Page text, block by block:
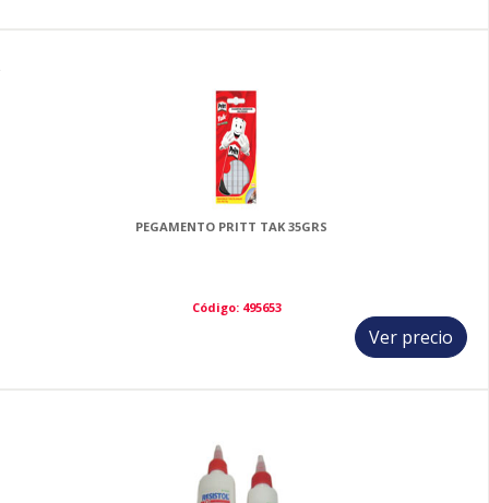
PEGAMENTO PRITT TAK 35GRS
Código: 495653
Ver precio